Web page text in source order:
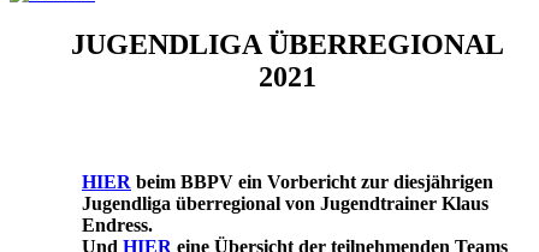
JUGENDLIGA ÜBERREGIONAL
2021
HIER beim BBPV ein Vorbericht zur diesjährigen
Jugendliga überregional von Jugendtrainer Klaus
Endress.
Und HIER eine Übersicht der teilnehmenden Teams